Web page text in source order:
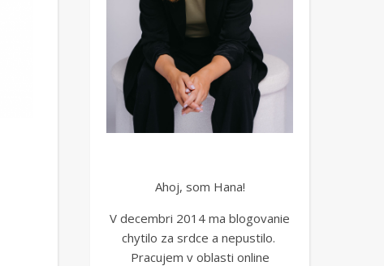
Ahoj, som Hana!
V decembri 2014 ma blogovanie
chytilo za srdce a nepustilo.
Pracujem v oblasti online